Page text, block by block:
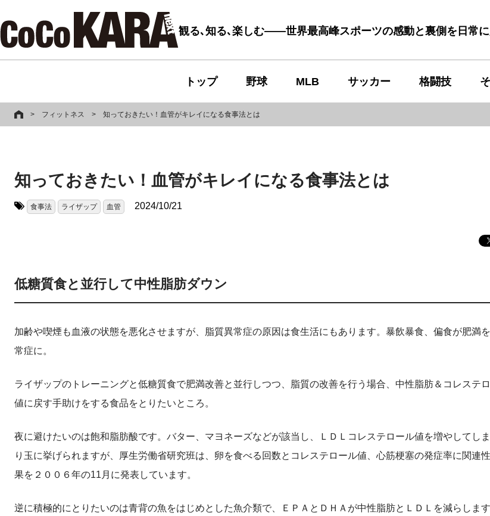
観る､知る､楽しむ――世界最高峰スポーツの感動と裏側を日常
トップ 野球 MLB サッカー 格闘技
> フィットネス > 知っておきたい！血管がキレイになる食事法とは
知っておきたい！血管がキレイになる食事法とは
食事法 ライザップ 血管 2024/10/21
低糖質食と並行して中性脂肪ダウン
加齢や喫煙も血液の状態を悪化させますが、脂質異常症の原因は食生活にもあります。暴飲暴食、偏食が肥満
常症に。
ライザップのトレーニングと低糖質食で肥満改善と並行しつつ、脂質の改善を行う場合、中性脂肪＆コレステ
値に戻す手助けをする食品をとりたいところ。
夜に避けたいのは飽和脂肪酸です。バター、マヨネーズなどが該当し、ＬＤＬコレステロール値を増やしてし
り玉に挙げられますが、厚生労働省研究班は、卵を食べる回数とコレステロール値、心筋梗塞の発症率に関連
果を２００６年の11月に発表しています。
逆に積極的にとりたいのは青背の魚をはじめとした魚介類で、ＥＰＡとＤＨＡが中性脂肪とＬＤＬを減らしま